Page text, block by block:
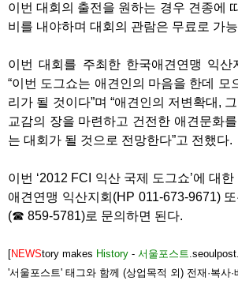
이번 대회의 출전을 원하는 경우 견종에
비를 내야하며 대회의 관람은 무료로 가
이번 대회를 주최한 한국애견연맹 익산
“이번 도그쇼는 애견인의 마음을 한데 모
리가 될 것이다”며 “애견인의 저변확대,
교감의 장을 마련하고 건전한 애견문화
는 대회가 될 것으로 전망한다”고 전했다.
이번 ‘2012 FCI 익산 국제 도그쇼’에 대
애견연맹 익산지회(HP 011-673-9671)
(☎ 859-5781)로 문의하면 된다.
[NEWStory makes History - 서울포스트
'서울포스트' 태그와 함께 (상업목적 외) 전재·복사·